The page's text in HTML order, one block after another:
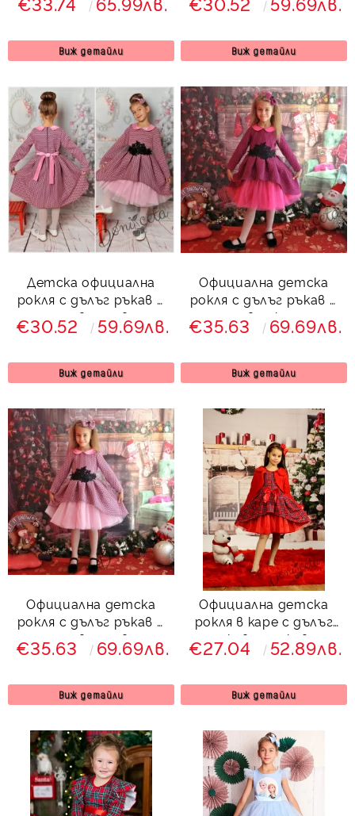
Виж детайли
циклама
Виж детайли
Детска официална
рокля с дълъг ръкав и
тюл в лилаво
€30.52 59.69лв.
Виж детайли
Официална детска
рокля с дълъг ръкав и
тюл в циклама
€35.63 69.69лв.
Виж детайли
Официална детска
рокля с дълъг ръкав и
тюл в лилаво
€35.63 69.69лв.
Виж детайли
Официална детска
рокля в каре с дълъг
ръкав с пухкаво
болеро в червено
€27.04 52.89лв.
Виж детайли